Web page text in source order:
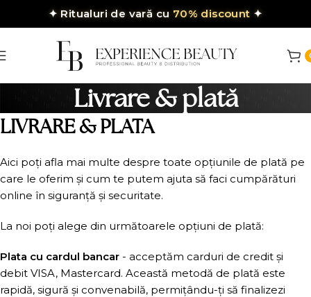
✦ Ritualuri de vară cu 70% discount ✦
Livrare & plată
LIVRARE & PLATA
Aici poți afla mai multe despre toate opțiunile de plată pe
care le oferim și cum te putem ajuta să faci cumpărături
online în siguranță și securitate.
La noi poți alege din următoarele opțiuni de plată:
Plata cu cardul bancar - acceptăm carduri de credit și
debit VISA, Mastercard. Această metodă de plată este
rapidă, sigură și convenabilă, permițându-ți să finalizezi